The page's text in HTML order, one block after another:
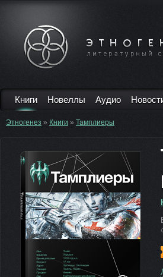
Книги Новеллы Аудио
Этногенез » Книги » Тамплиеры